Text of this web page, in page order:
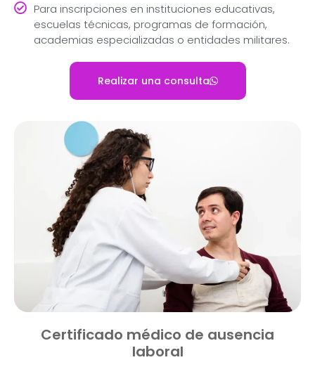
Para inscripciones en instituciones educativas,
escuelas técnicas, programas de formación,
academias especializadas o entidades militares.
Realizar una consulta
Certificado médico de ausencia
laboral